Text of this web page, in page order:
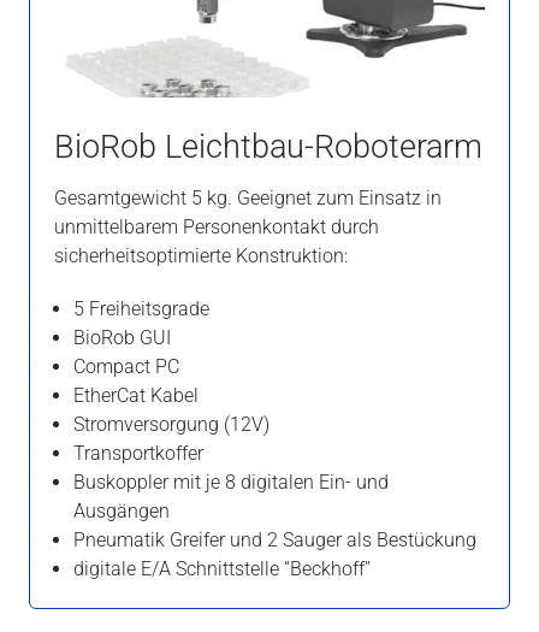
BioRob Leichtbau-Roboterarm
Gesamtgewicht 5 kg. Geeignet zum Einsatz in
unmittelbarem Personenkontakt durch
sicherheitsoptimierte Konstruktion:
5 Freiheitsgrade
BioRob GUI
Compact PC
EtherCat Kabel
Stromversorgung (12V)
Transportkoffer
Buskoppler mit je 8 digitalen Ein- und
Ausgängen
Pneumatik Greifer und 2 Sauger als Bestückung
digitale E/A Schnittstelle “Beckhoff”